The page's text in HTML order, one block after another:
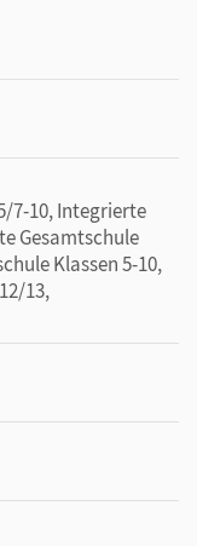
7-10, Integrierte
Gesamtschule
Klassen 5-10,
13,